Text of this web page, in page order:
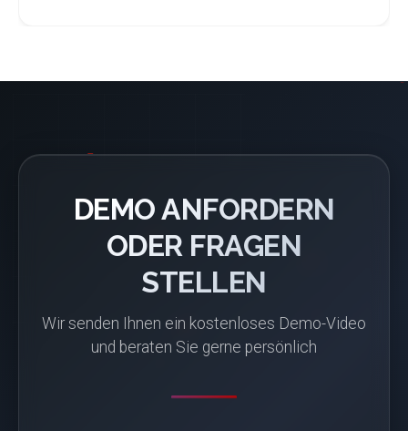
DEMO ANFORDERN
ODER FRAGEN
STELLEN
Wir senden Ihnen ein kostenloses Demo-Video
und beraten Sie gerne persönlich